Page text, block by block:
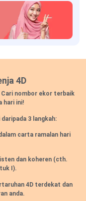
4D
Cari nombor ekor terbaik
hari ini!
3 langkah:
carta ramalan hari
dan koheren (cth.
I).
4D terdekat dan
anda.